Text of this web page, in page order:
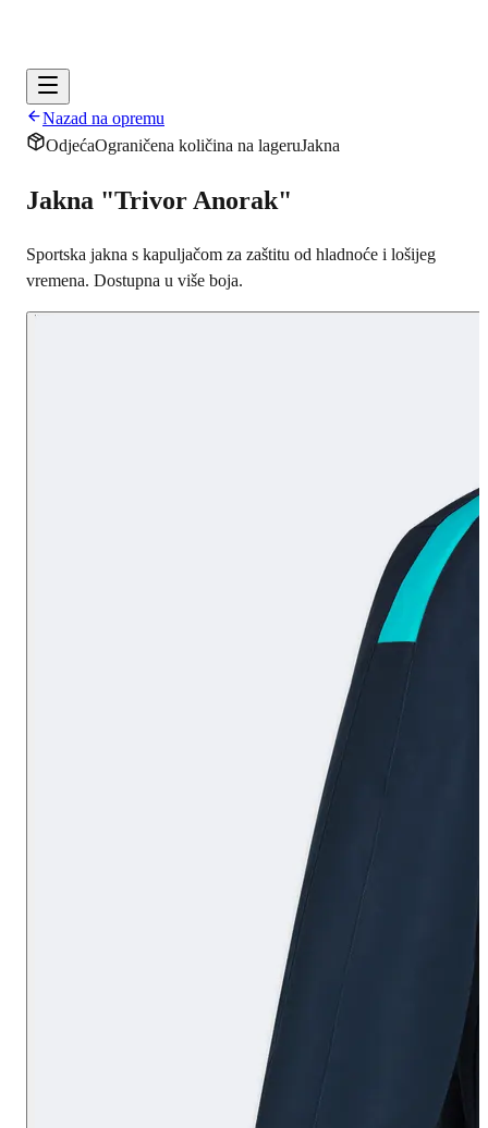
Nazad na opremu
OdjećaOgraničena količina na lageruJakna
Jakna "Trivor Anorak"
Sportska jakna s kapuljačom za zaštitu od hladnoće i lošijeg
vremena. Dostupna u više boja.